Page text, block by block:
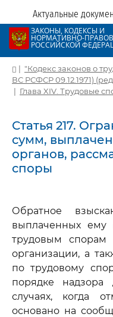
Актуальные
ЗАКОНЫ, КОДЕКСЫ И
НОРМАТИВНО-
РОССИЙСКОЙ
| "Кодекс законов о
ВС РСФСР 09.12.1971)
| Глава XIV. Трудовые
Статья 217.
сумм,
органов,
споры
Обратное
выплаченных
трудовым спорам
организации, а
по трудовому
порядке надзора
случаях, когда
основано на